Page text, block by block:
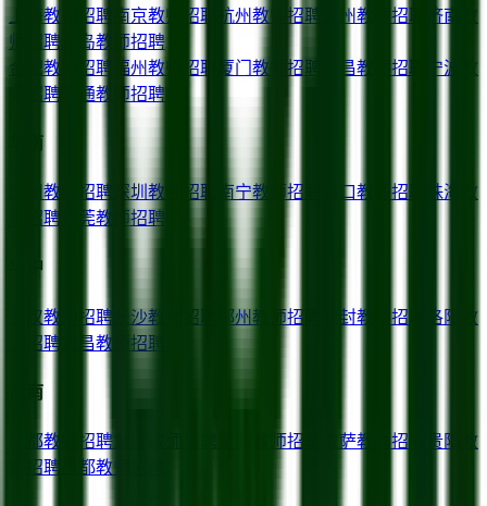
上海教师招聘 南京教师招聘 杭州教师招聘 苏州教师招聘 济南
师招聘
青岛教师招聘
合肥教师招聘 福州教师招聘 厦门 教师招聘 南昌教师招聘 宁波
师招聘
南通教师招聘
华南
教师招聘 深圳 教师招聘 南宁教师招聘 海口教师招聘 珠海
教
师招聘
东莞教师招聘
华中
武汉教师招聘 长沙教师招聘 郑州教师招聘 开封教师招聘 洛阳
教
师招聘
宜昌教师招聘
西南
成都教师招聘 教师招聘 拉萨教师招聘 贵阳
教
师招聘
昌都教师招聘